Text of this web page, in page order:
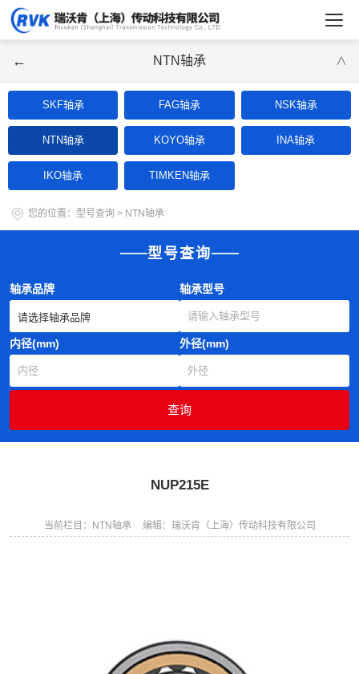
← NTN轴承 ∨
SKF轴承 FAG轴承 NSK轴承
NTN轴承 KOYO轴承 INA轴承
IKO轴承 TIMKEN轴承
您的位置： 型号查询 > NTN轴承
型号查询
轴承品牌 轴承型号
内径(mm) 外径(mm)
NUP215E
当前栏目：NTN轴承 编辑：瑞沃肯（上海）传动科技有限公司